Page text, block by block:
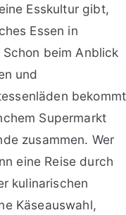
Esskultur gibt,
Essen in
beim Anblick
und
bekommt
Supermarkt
zusammen. Wer
eine Reise durch
kulinarischen
Käseauswahl,